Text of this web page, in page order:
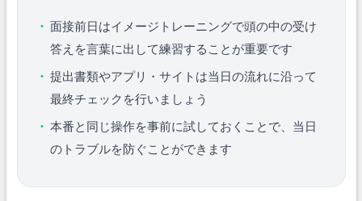
面接前日はイメージトレーニングで頭の中の受け
答えを言葉に出して練習することが重要です
提出書類やアプリ・サイトは当日の流れに沿って
最終チェックを行いましょう
本番と同じ操作を事前に試しておくことで、当日
のトラブルを防ぐことができます